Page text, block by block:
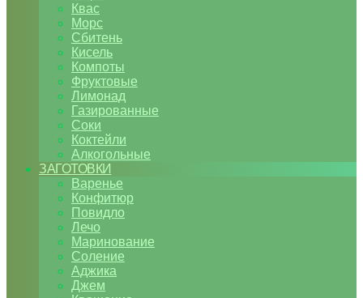
Квас
Морс
Сбитень
Кисель
Компоты
Фруктовые
Лимонад
Газированные
Соки
Коктейли
Алкогольные
ЗАГОТОВКИ
Варенье
Конфитюр
Повидло
Лечо
Маринование
Соление
Аджика
Джем